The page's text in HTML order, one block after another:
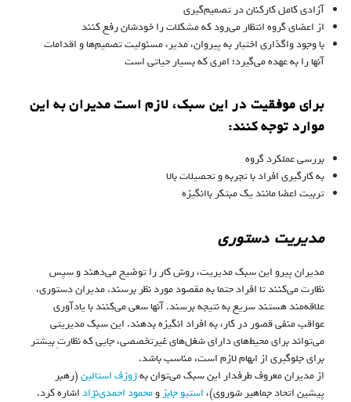
آزادی کامل کارکنان در تصمیم‌گیری
از اعضای گروه انتظار می‌رود که مشکلات را خودشان رفع کنند
با وجود واگذاری اختیار به پیروان، مدیر، مسئولیت تصمیم‌ها و اقدامات
آنها را به عهده می‌گیرد؛ امری که بسیار حیاتی است
برای موفقیت در این سبک، لازم است مدیران به این
موارد توجه کنند:
بررسی عملکرد گروه
به کارگیری افراد با تجربه و تحصیلات بالا
تربیت اعضا مانند یک مبتکر باانگیزه
مدیریت دستوری
مدیران پیرو این سبک مدیریت، روش کار را توضیح می‌دهند و سپس
نظارت می‌کنند تا افراد حتما به مقصود مورد نظر برسند. مدیران دستوری،
علاقه‌مند هستند سریع به نتیجه برسند. آنها سعی می‌کنند با یادآوری
عواقب منفی قصور در کار، به افراد انگیزه بدهند. این سبک مدیریتی
می‌تواند برای محیط‌های دارای شغل‌های غیرتخصصی، جایی که نظارتِ بیشتر
برای جلوگیری از ابهام لازم است، مناسب باشد.
از مدیران معروف طرفدار این سبک می‌توان بهژوزف استالین(رهبر
پیشین اتحاد جماهیر شوروی)،استیو جابز ومحمود احمدی‌نژاداشاره کرد.